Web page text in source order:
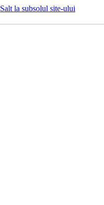
Salt la subsolul site-ului